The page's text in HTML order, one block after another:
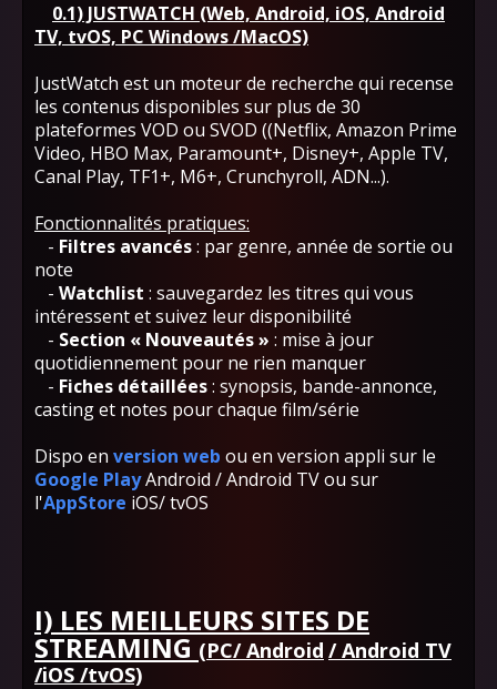
0.1) JUSTWATCH (Web, Android, iOS, Android
TV, tvOS, PC Windows /MacOS)
JustWatch est un moteur de recherche qui recense
les contenus disponibles sur plus de 30
plateformes VOD ou SVOD ((Netflix, Amazon Prime
Video, HBO Max, Paramount+, Disney+, Apple TV,
Canal Play, TF1+, M6+, Crunchyroll, ADN...).
Fonctionnalités pratiques:
- Filtres avancés: par genre, année de sortie ou
note
- Watchlist : sauvegardez les titres qui vous
intéressent et suivez leur disponibilité
- Section « Nouveautés » : mise à jour
quotidiennement pour ne rien manquer
- Fiches détaillées: synopsis, bande-annonce,
casting et notes pour chaque film/série
Dispo en version web ou en version appli sur le
Google PlayAndroid / Android TV ou sur
l'AppStore iOS/ tvOS
I) LES MEILLEURS SITES DE
STREAMING (PC/ Android / Android TV
/iOS /tvOS)